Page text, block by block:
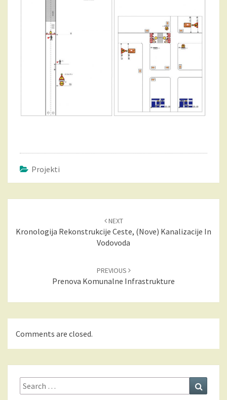
J
G
B
B
O
V
I
A
?
Projekti
navigation
NEXT
Kronologija Rekonstrukcije Ceste, (nove) Kanalizacije In
Vodovoda
PREVIOUS
Prenova Komunalne Infrastrukture
Comments are closed.
Search
for: